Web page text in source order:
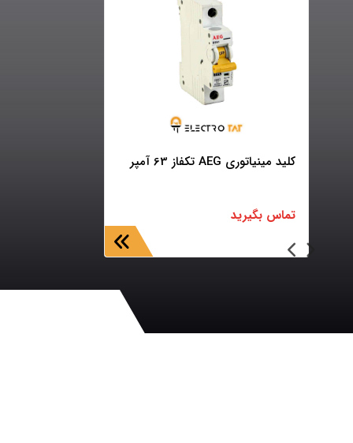
کلید مینیاتوری AEG تکفاز 63 آمپر
تماس بگیرید